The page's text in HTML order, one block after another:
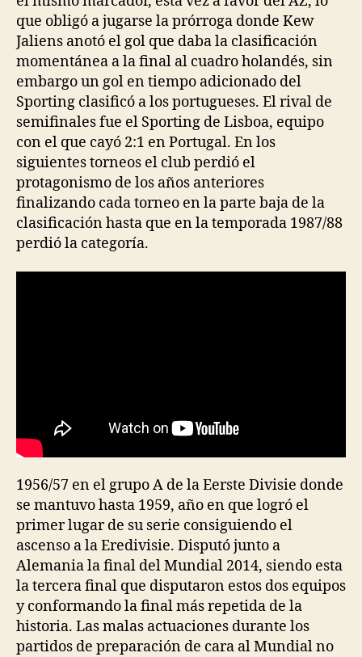
que obligó a jugarse la prórroga donde Kew
Jaliens anotó el gol que daba la clasificación
momentánea a la final al cuadro holandés, sin
embargo un gol en tiempo adicionado del
Sporting clasificó a los portugueses. El rival de
semifinales fue el Sporting de Lisboa, equipo
con el que cayó 2:1 en Portugal. En los
siguientes torneos el club perdió el
protagonismo de los años anteriores
finalizando cada torneo en la parte baja de la
clasificación hasta que en la temporada 1987/88
perdió la categoría.
1956/57 en el grupo A de la Eerste Divisie donde
se mantuvo hasta 1959, año en que logró el
primer lugar de su serie consiguiendo el
ascenso a la Eredivisie. Disputó junto a
Alemania la final del Mundial 2014, siendo esta
la tercera final que disputaron estos dos equipos
y conformando la final más repetida de la
historia. Las malas actuaciones durante los
partidos de preparación de cara al Mundial no